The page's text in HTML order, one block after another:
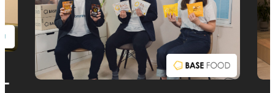
お問い合わせ